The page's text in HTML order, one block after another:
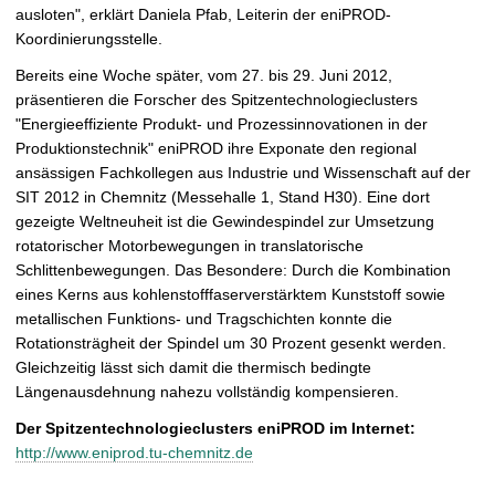
ausloten", erklärt Daniela Pfab, Leiterin der eniPROD-
Koordinierungsstelle.
Bereits eine Woche später, vom 27. bis 29. Juni 2012,
präsentieren die Forscher des Spitzentechnologieclusters
"Energieeffiziente Produkt- und Prozessinnovationen in der
Produktionstechnik" eniPROD ihre Exponate den regional
ansässigen Fachkollegen aus Industrie und Wissenschaft auf der
SIT 2012 in Chemnitz (Messehalle 1, Stand H30). Eine dort
gezeigte Weltneuheit ist die Gewindespindel zur Umsetzung
rotatorischer Motorbewegungen in translatorische
Schlittenbewegungen. Das Besondere: Durch die Kombination
eines Kerns aus kohlenstofffaserverstärktem Kunststoff sowie
metallischen Funktions- und Tragschichten konnte die
Rotationsträgheit der Spindel um 30 Prozent gesenkt werden.
Gleichzeitig lässt sich damit die thermisch bedingte
Längenausdehnung nahezu vollständig kompensieren.
Der Spitzentechnologieclusters eniPROD im Internet:
http://www.eniprod.tu-chemnitz.de